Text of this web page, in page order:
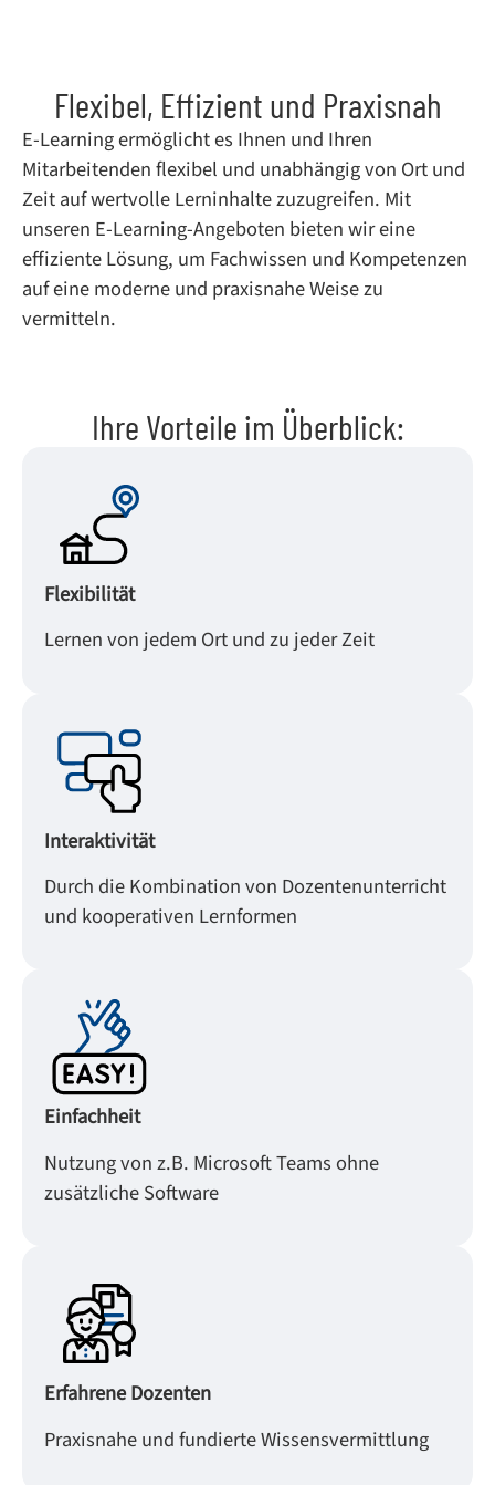
Flexibel, Effizient und Praxisnah
E-Learning ermöglicht es Ihnen und Ihren
Mitarbeitenden flexibel und unabhängig von Ort und
Zeit auf wertvolle Lerninhalte zuzugreifen. Mit
unseren E-Learning-Angeboten bieten wir eine
effiziente Lösung, um Fachwissen und Kompetenzen
auf eine moderne und praxisnahe Weise zu
vermitteln.
Ihre Vorteile im Überblick:
Flexibilität
Lernen von jedem Ort und zu jeder Zeit
Interaktivität
Durch die Kombination von Dozentenunterricht
und kooperativen Lernformen
Einfachheit
Nutzung von z.B. Microsoft Teams ohne
zusätzliche Software
Erfahrene Dozenten
Praxisnahe und fundierte Wissensvermittlung